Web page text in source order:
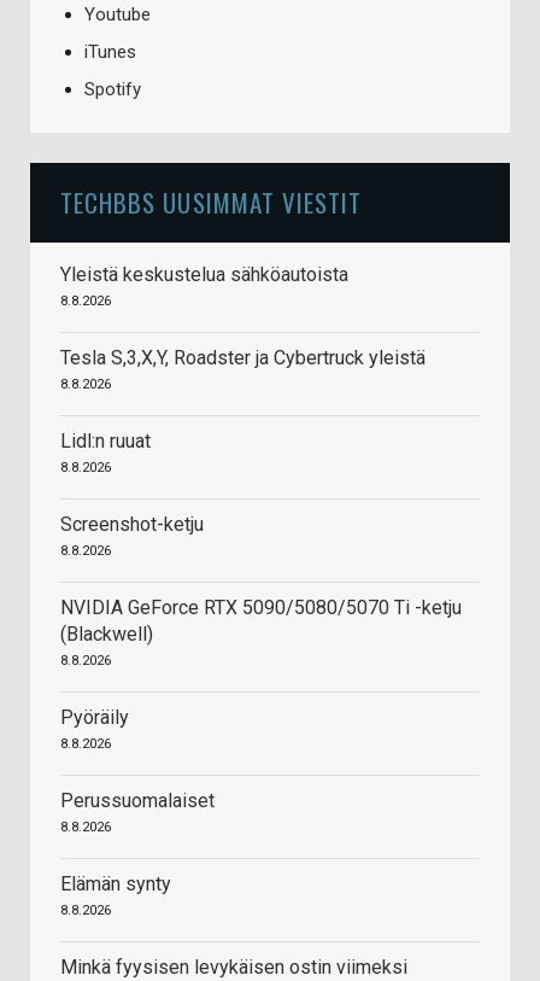
Youtube
iTunes
Spotify
TECHBBS UUSIMMAT VIESTIT
Yleistä keskustelua sähköautoista
8.8.2026
Tesla S,3,X,Y, Roadster ja Cybertruck yleistä
8.8.2026
Lidl:n ruuat
8.8.2026
Screenshot-ketju
8.8.2026
NVIDIA GeForce RTX 5090/5080/5070 Ti -ketju
(Blackwell)
8.8.2026
Pyöräily
8.8.2026
Perussuomalaiset
8.8.2026
Elämän synty
8.8.2026
Minkä fyysisen levykäisen ostin viimeksi